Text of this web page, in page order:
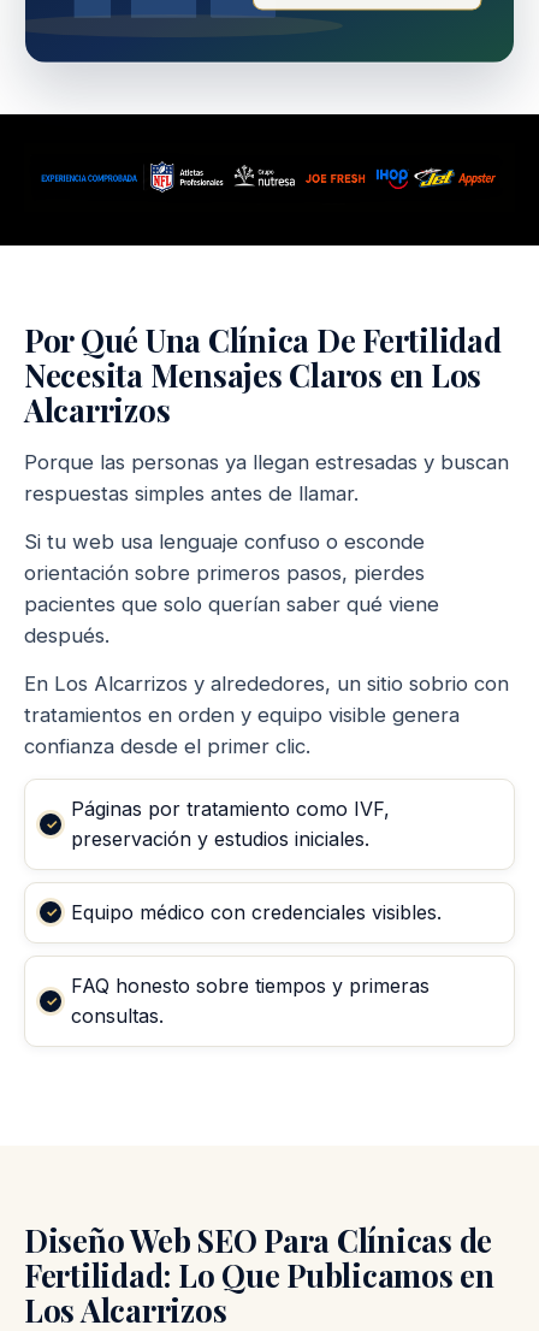
Por Qué Una Clínica De Fertilidad
Necesita Mensajes Claros en Los
Alcarrizos
Porque las personas ya llegan estresadas y buscan
respuestas simples antes de llamar.
Si tu web usa lenguaje confuso o esconde
orientación sobre primeros pasos, pierdes
pacientes que solo querían saber qué viene
después.
En Los Alcarrizos y alrededores, un sitio sobrio con
tratamientos en orden y equipo visible genera
confianza desde el primer clic.
Páginas por tratamiento como IVF,
preservación y estudios iniciales.
Equipo médico con credenciales visibles.
FAQ honesto sobre tiempos y primeras
consultas.
Diseño Web SEO Para Clínicas de
Fertilidad: Lo Que Publicamos en
Los Alcarrizos